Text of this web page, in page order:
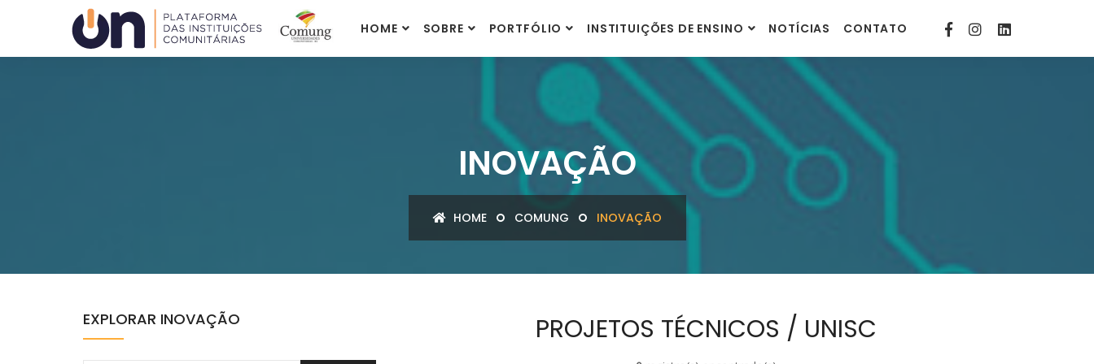
Plataforma ON ACAFE COMUNG contato@comunitarias.org.br
HOME SOBRE PORTFÓLIO INSTITUIÇÕES DE ENSINO NOTÍCIAS CONTATO
INOVAÇÃO
HOME COMUNG INOVAÇÃO
PROJETOS TÉCNICOS / UNISC
EXPLORAR INOVAÇÃO